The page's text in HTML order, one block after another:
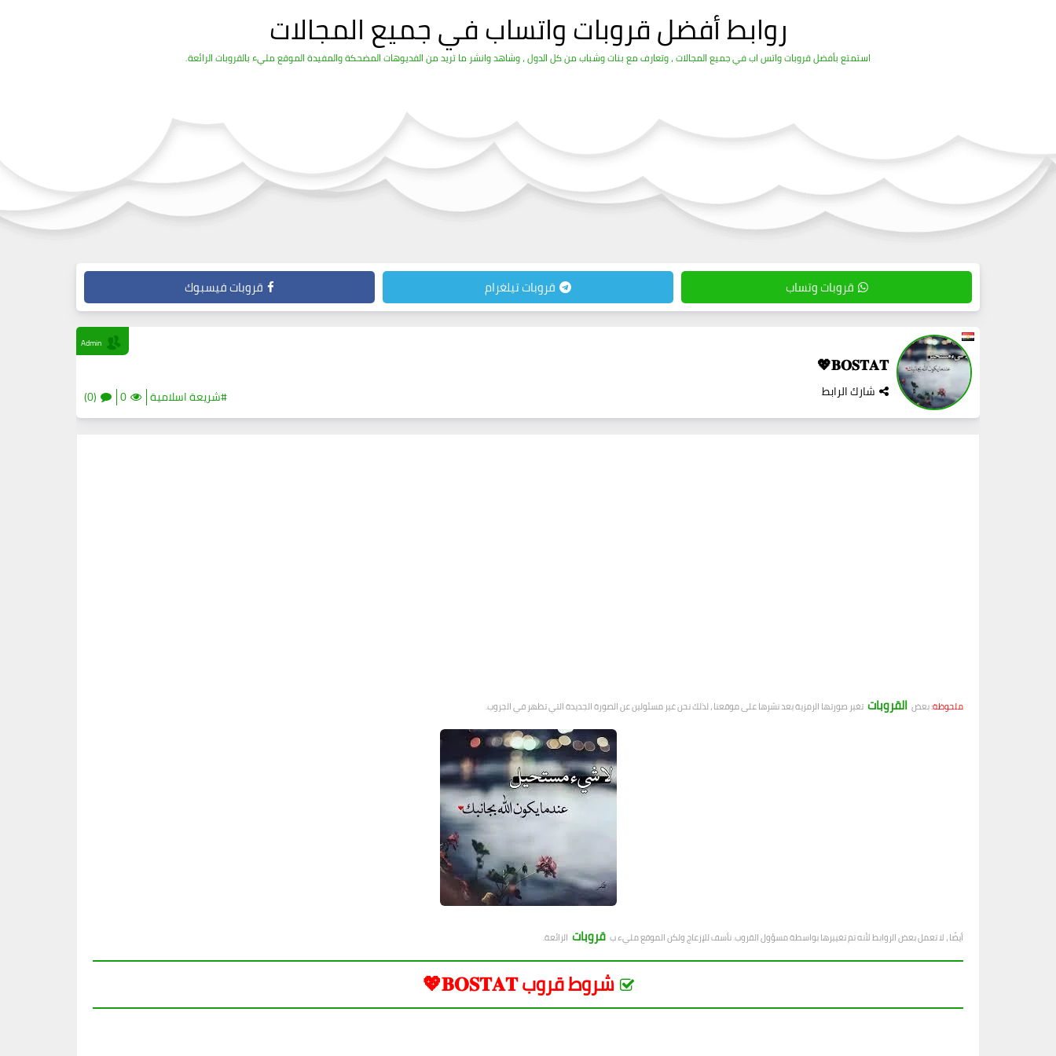
روابط أفضل قروبات واتساب في جميع المجالات
استمتع بأفضل قروبات واتس اب في جميع المجالات ، وتعارف مع بنات وشباب من كل الدول ، وشاهد وانشر ما تريد من الفديوهات المضحكة والمفيدة الموقع مليء بالقروبات الرائعة.
قروبات وتساب قروبات تيلغرام قروبات فيسبوك
𝐁𝐎𝐒𝐓𝐀𝐓💖
شارك الرابط #شريعة اسلامية 0
(0)
Admin
ملحوظة:بعض القروبات تغير صورتها الرمزية بعد نشرها على موقعنا ، لذلك نحن غير مسئولين عن الصورة الجديدة التي تظهر في الجروب.
أيضًا ، لا تعمل بعض الروابط لأنه تم تغييرها بواسطة مسؤول القروب. نأسف للإزعاج ولكن الموقع مليء ب قروبات الرائعة.
شروط قروب 𝐁𝐎𝐒𝐓𝐀𝐓💖